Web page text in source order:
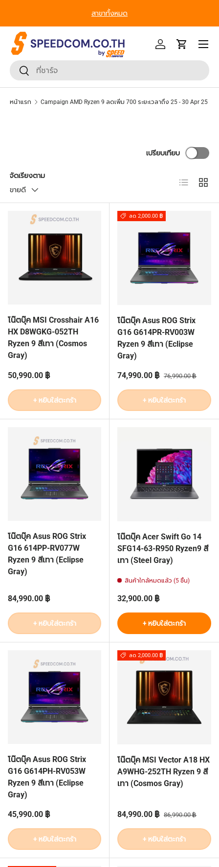
to Enterprise, We’ve Got IT All. - ครบที่สุด ทุก
ค้นหา
ยืนยันการค้นหา
เข้าสู่ระบบรถเข็น
หน้าเมนู
หน้าแรก Campaign AMD Ryzen 9 ลดเพิ่ม 700 ระยะเวลาถึง 25 - 30 Apr 25
จัดเรียงตาม
ขายดี
เปรียบเทียบ
มุมมองราย
ตาราง
โน๊ตบุ๊ค MSI Crosshair A16
HX D8WGKG-052TH
Ryzen 9 สีเทา (Cosmos
Gray)
ราคาปกติ
50,990.00 ฿
+ หยิบใส่ตะกร้า
ลด 2,000.00 ฿
โน๊ตบุ๊ค Asus ROG Strix
G16 G614PR-RV003W
Ryzen 9 สีเทา (Eclipse
Gray)
ราคาส่วนลด
74,990.00 ฿ ราคาปกติ
76,990.00 ฿
+ หยิบใส่ตะกร้า
โน๊ตบุ๊ค Asus ROG Strix
G16 614PP-RV077W
Ryzen 9 สีเทา (Eclipse
Gray)
ราคาปกติ
84,990.00 ฿
+ หยิบใส่ตะกร้า
โน๊ตบุ๊ค Acer Swift Go 14
SFG14-63-R950 Ryzen9 สี
เทา (Steel Gray)
สินค้าใกล้หมดแล้ว (5 ชิ้น)
ราคาปกติ
32,900.00 ฿
+ หยิบใส่ตะกร้า
โน๊ตบุ๊ค Asus ROG Strix
G16 G614PH-RV053W
Ryzen 9 สีเทา (Eclipse
Gray)
ราคาปกติ
45,990.00 ฿
+ หยิบใส่ตะกร้า
ลด 2,000.00 ฿
โน๊ตบุ๊ค MSI Vector A18 HX
A9WHG-252TH Ryzen 9 สี
เทา (Cosmos Gray)
ราคาส่วนลด
84,990.00 ฿ ราคาปกติ
86,990.00 ฿
+ หยิบใส่ตะกร้า